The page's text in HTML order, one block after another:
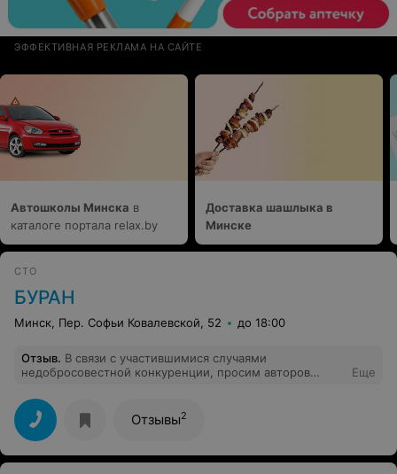
ЭФФЕКТИВНАЯ РЕКЛАМА НА САЙТЕ
Автошколы Минска в
каталоге портала relax.by
Доставка шашлыка в
Минске
СТО
БУРАН
Минск, Пер. Софьи Ковалевской, 52 до 18:00
Отзыв. В связи с участившимися случаями
недобросовестной конкуренции, просим авторов
часть номера своего автомобиля, чтобы сотрудники
СТО могли оперативно отреагировать и помочь в
решении конкретного вопроса.
Еще
Отзывы2